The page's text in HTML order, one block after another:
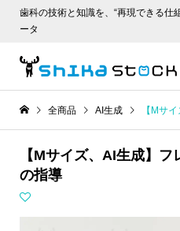
歯科の技術と知識を、“再現できる仕
ータ
全商品 AI生成 【Mサイ
【Mサイズ、AI生成】
の指導